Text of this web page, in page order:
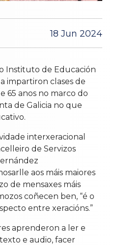
18 Jun 2024
Instituto de Educación
impartiron clases de
65 anos no marco do
de Galicia no que
interxeracional
de Servizos
aos máis maiores
de mensaxes máis
coñecen ben, “é o
entre xeracións.”
aprenderon a ler e
e audio, facer